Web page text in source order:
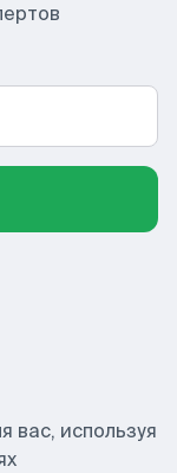
используя